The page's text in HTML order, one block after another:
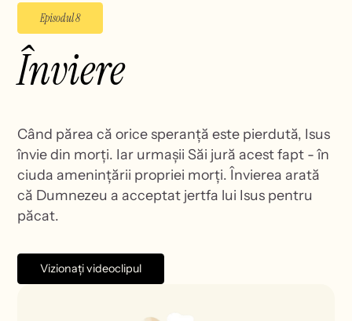
Episodul 8
Înviere
Când părea că orice speranță este pierdută, Isus
învie din morți. Iar urmașii Săi jură acest fapt - în
ciuda amenințării propriei morți. Învierea arată
că Dumnezeu a acceptat jertfa lui Isus pentru
păcat.
Vizionați videoclipul